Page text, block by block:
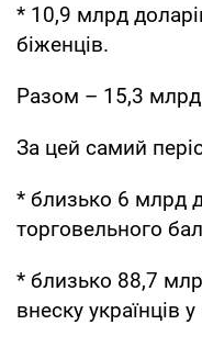
* 10,9 млрд
біженців.
Разом – 15,3 млрд
За цей самий
* близько 6 млрд
торговельного
* близько 88,7
внеску українців